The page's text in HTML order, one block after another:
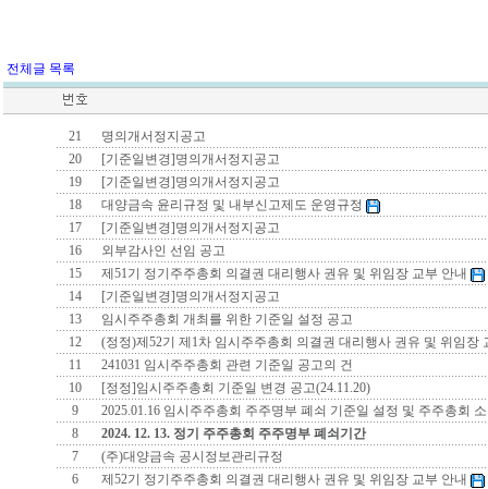
전체글 목록
21
명의개서정지공고
20
[기준일변경]명의개서정지공고
19
[기준일변경]명의개서정지공고
18
대양금속 윤리규정 및 내부신고제도 운영규정
17
[기준일변경]명의개서정지공고
16
외부감사인 선임 공고
15
제51기 정기주주총회 의결권 대리행사 권유 및 위임장 교부 안내
14
[기준일변경]명의개서정지공고
13
임시주주총회 개최를 위한 기준일 설정 공고
12
(정정)제52기 제1차 임시주주총회 의결권 대리행사 권유 및 위임장
11
241031 임시주주총회 관련 기준일 공고의 건
10
[정정]임시주주총회 기준일 변경 공고(24.11.20)
9
2025.01.16 임시주주총회 주주명부 폐쇠 기준일 설정 및 주주총회
8
2024. 12. 13. 정기 주주총회 주주명부 폐쇠기간
7
(주)대양금속 공시정보관리규정
6
제52기 정기주주총회 의결권 대리행사 권유 및 위임장 교부 안내